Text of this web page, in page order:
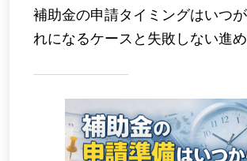
補助金の申請タイミングはいつ
れになるケースと失敗しない進